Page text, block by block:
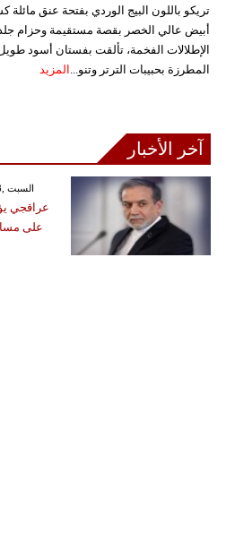
تريكو باللون البيج الوردي بفتحة عنق
أبيض عالي الخصر بقصة مستقيمة وحزام
الإطلالات الفخمة، تألقت بفستان أسود
المطرزة بحبيبات الترتر وتنو... المزيد
آخر الأخبار
GMT 13:23 2026 السبت ,08 آب / أغسطس
عراقجي
على